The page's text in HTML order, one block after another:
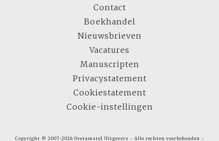
Contact
Boekhandel
Nieuwsbrieven
Vacatures
Manuscripten
Privacystatement
Cookiestatement
Cookie-instellingen
Copyright © 2007-2026 Overamstel Uitgevers - Alle rechten voorbehouden -